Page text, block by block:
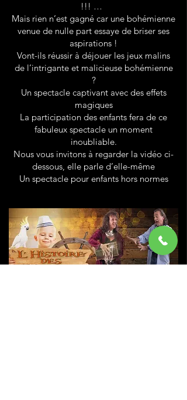
!!! …
Mais rien n’est gagné car une bohémienne
venue de nulle part essaye de briser ses
aspirations !
Vont-ils réussir à déjouer les jeux malins
de l’intrigante et malicieuse bohémienne
?
Un spectacle captivant avec des effets
magiques
La participation des enfants fera de ce
fabuleux spectacle un moment
inoubliable.
Nous vous invitons à regarder la vidéo ci-
dessous, elle parle d’elle-même
Un spectacle pour enfants hors normes